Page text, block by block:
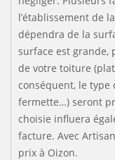
l’établissement de
dépendra de la
surface est grande,
de votre toiture
conséquent, le
fermette…) seront
choisie influera
facture. Avec
prix à Oizon.